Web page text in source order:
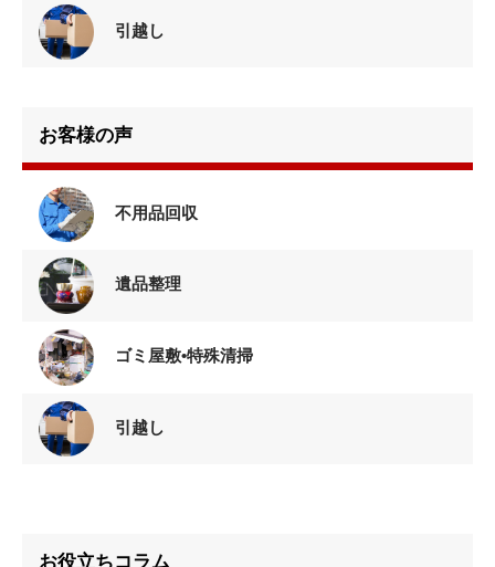
引越し
お客様の声
不用品回収
遺品整理
ゴミ屋敷•特殊清掃
引越し
お役立ちコラム